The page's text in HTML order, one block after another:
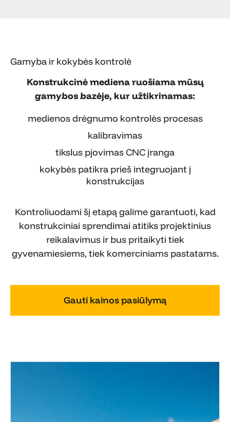
Gamyba ir kokybės kontrolė
Konstrukcinė mediena ruošiama mūsų
gamybos bazėje, kur užtikrinamas:
medienos drėgnumo kontrolės procesas
kalibravimas
tikslus pjovimas CNC įranga
kokybės patikra prieš integruojant į
konstrukcijas
Kontroliuodami šį etapą galime garantuoti, kad
konstrukciniai sprendimai atitiks projektinius
reikalavimus ir bus pritaikyti tiek
gyvenamiesiems, tiek komerciniams pastatams.
Gauti kainos pasiūlymą